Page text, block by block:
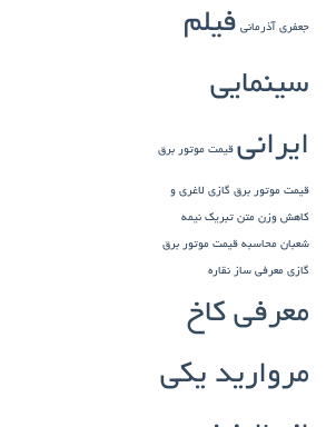
جعفری آذرمانی فیلم
سینمایی
ایرانی قیمت موتور برق
قیمت موتور برق گازی لاغری و
کاهش وزن متن تبریک نیمه
شعبان محاسبه قیمت موتور برق
گازی معرفی ساز نقاره
معرفی کاخ
مروارید یکی